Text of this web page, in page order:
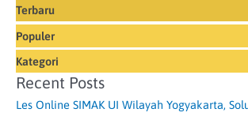
Terbaru
Populer
Kategori
Recent Posts
Les Online SIMAK UI Wilayah Yogyakarta,